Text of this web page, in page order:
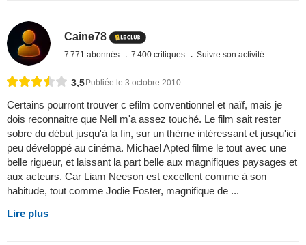
Caine78
7 771 abonnés 7 400 critiques Suivre son activité
3,5Publiée le 3 octobre 2010
Certains pourront trouver c efilm conventionnel et naïf, mais je
dois reconnaitre que Nell m'a assez touché. Le film sait rester
sobre du début jusqu'à la fin, sur un thème intéressant et jusqu'ici
peu développé au cinéma. Michael Apted filme le tout avec une
belle rigueur, et laissant la part belle aux magnifiques paysages et
aux acteurs. Car Liam Neeson est excellent comme à son
habitude, tout comme Jodie Foster, magnifique de ...
Lire plus